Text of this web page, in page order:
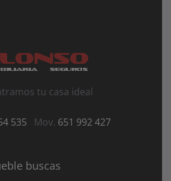
tu casa ideal
535 Mov. 651 992 427
buscas